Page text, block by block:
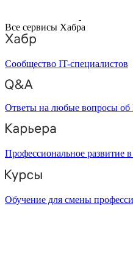
Все сервисы Хабра
Сообщество IT-специалистов
Ответы на любые вопросы об
Профессиональное развитие
Обучение для смены